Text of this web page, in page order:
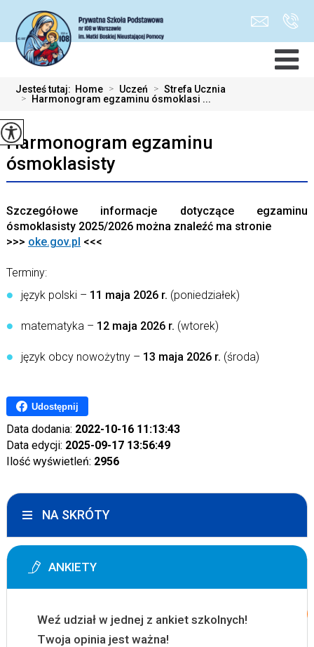
Jesteś tutaj: Home > Uczeń > Strefa Ucznia
> Harmonogram egzaminu ósmoklasi ...
Harmonogram egzaminu
ósmoklasisty
Szczegółowe informacje dotyczące egzaminu
ósmoklasisty 2025/2026 można znaleźć ma stronie
>>> oke.gov.pl <<<
Terminy:
język polski – 11 maja 2026 r. (poniedziałek)
matematyka – 12 maja 2026 r. (wtorek)
język obcy nowożytny – 13 maja 2026 r. (środa)
Udostępnij
Data dodania: 2022-10-16 11:13:43
Data edycji: 2025-09-17 13:56:49
Ilość wyświetleń: 2956
NA SKRÓTY
ANKIETY
Weź udział w jednej z ankiet szkolnych!
Twoja opinia jest ważna!